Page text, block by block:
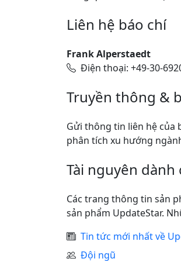
Liên hệ báo chí
Frank Alperstaedt
Điện thoại: +49-30-
Truyền thông &
Gửi thông tin liên hệ của
phân tích xu hướng
Tài nguyên
Các trang thông tin sản
sản phẩm UpdateStar.
Tin tức mới nhất về
Đội ngũ